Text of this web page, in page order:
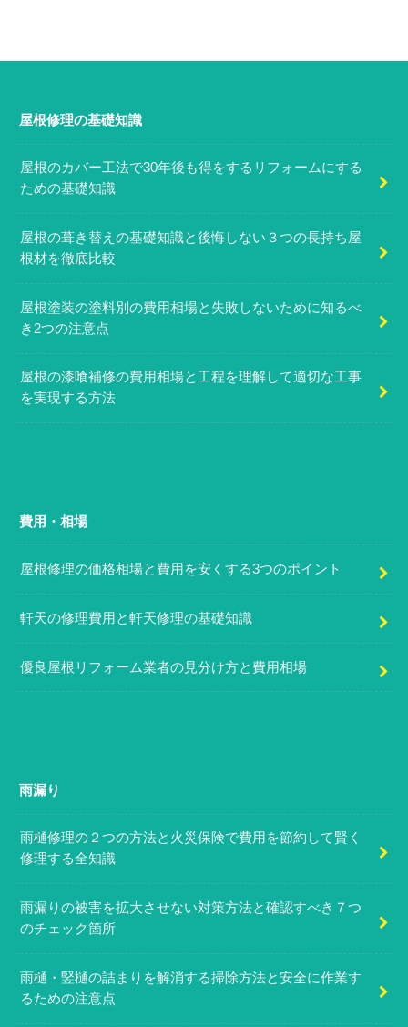
屋根修理の基礎知識
屋根のカバー工法で30年後も得をするリフォームにする
ための基礎知識
屋根の葺き替えの基礎知識と後悔しない３つの長持ち屋
根材を徹底比較
屋根塗装の塗料別の費用相場と失敗しないために知るべ
き2つの注意点
屋根の漆喰補修の費用相場と工程を理解して適切な工事
を実現する方法
費用・相場
屋根修理の価格相場と費用を安くする3つのポイント
軒天の修理費用と軒天修理の基礎知識
優良屋根リフォーム業者の見分け方と費用相場
雨漏り
雨樋修理の２つの方法と火災保険で費用を節約して賢く
修理する全知識
雨漏りの被害を拡大させない対策方法と確認すべき７つ
のチェック箇所
雨樋・竪樋の詰まりを解消する掃除方法と安全に作業す
るための注意点